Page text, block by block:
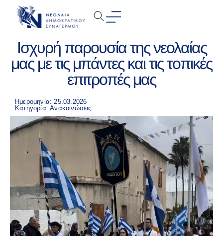
Ισχυρή παρουσία της νεολαίας
μας με τις μπάντες και τις τοπικές
επιτροπές μας
Ημερομηνία: 25.03.2026
Κατηγορία:Ανακοινώσεις